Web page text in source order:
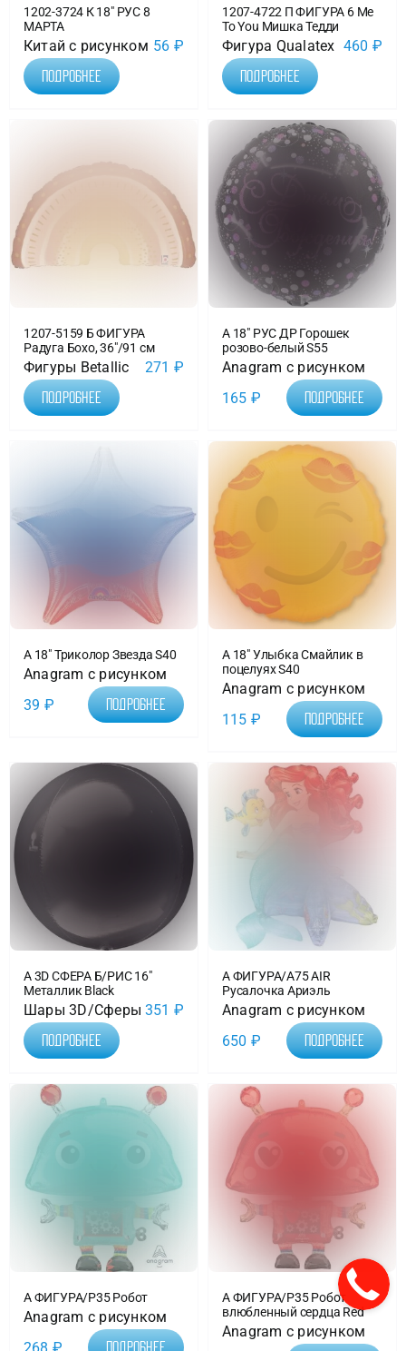
1202-3724 К 18″ РУС 8
МАРТА
Китай с рисунком 56 ₽
Подробнее
1207-4722 П ФИГУРА 6 Me
To You Мишка Тедди
Фигура Qualatex 460 ₽
Подробнее
1207-5159 Б ФИГУРА
Радуга Бохо, 36″/91 см
Фигуры Betallic 271 ₽
Подробнее
А 18″ РУС ДР Горошек
розово-белый S55
Anagram с рисунком
165 ₽ Подробнее
А 18″ Триколор Звезда S40
Anagram с рисунком
39 ₽ Подробнее
А 18″ Улыбка Смайлик в
поцелуях S40
Anagram с рисунком
115 ₽ Подробнее
А 3D СФЕРА Б/РИС 16″
Металлик Black
Шары 3D/Сферы 351 ₽
Подробнее
А ФИГУРА/A75 AIR
Русалочка Ариэль
Anagram с рисунком
650 ₽ Подробнее
А ФИГУРА/P35 Робот
Anagram с рисунком
268 ₽ Подробнее
А ФИГУРА/P35 Робот
влюбленный сердца Red
Anagram с рисунком